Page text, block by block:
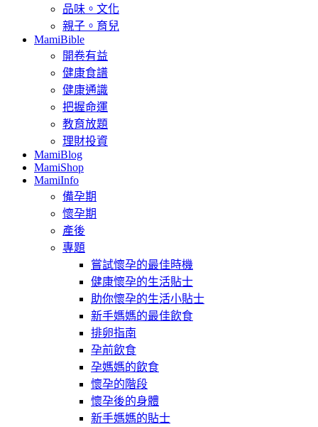
品味。文化
親子。育兒
MamiBible
開卷有益
健康食譜
健康通識
把握命運
教育放題
理財投資
MamiBlog
MamiShop
MamiInfo
備孕期
懷孕期
產後
專題
嘗試懷孕的最佳時機
健康懷孕的生活貼士
助你懷孕的生活小貼士
新手媽媽的最佳飲食
排卵指南
孕前飲食
孕媽媽的飲食
懷孕的階段
懷孕後的身體
新手媽媽的貼士